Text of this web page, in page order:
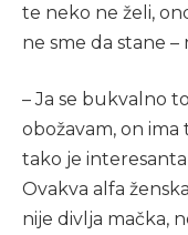
te neko ne želi,
ne sme da stane
– Ja se bukvalno
obožavam, on
tako je
Ovakva alfa
nije divlja mačka,